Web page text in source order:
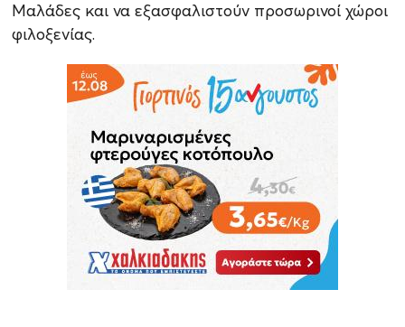
Μαλάδες και να εξασφαλιστούν προσωρινοί χώροι
φιλοξενίας.